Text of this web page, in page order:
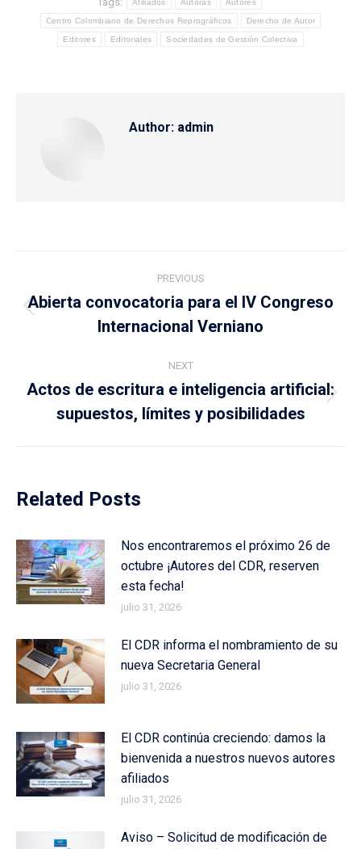
Afiliados Autoras Autores
Centro Colombiano de Derechos Reprográficos Derecho de Autor
Editores Editoriales Sociedades de Gestión Colectiva
Author: admin
navigation
PREVIOUS
Previous
post:
Abierta convocatoria para el IV Congreso
Internacional Verniano
NEXT
post:
Actos de escritura e inteligencia artificial:
supuestos, límites y posibilidades
Related Posts
Nos encontraremos el próximo 26 de
octubre ¡Autores del CDR, reserven
esta fecha!
julio 31, 2026
El CDR informa el nombramiento de su
nueva Secretaria General
julio 31, 2026
El CDR continúa creciendo: damos la
bienvenida a nuestros nuevos autores
afiliados
julio 31, 2026
Aviso – Solicitud de modificación de